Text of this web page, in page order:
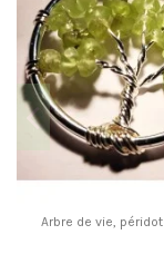
Arbre de vie,